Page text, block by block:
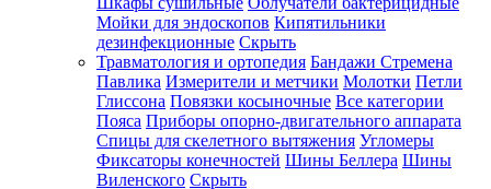
Мойки для эндоскопов Кипятильники
дезинфекционные Скрыть
Травматология и ортопедия Бандажи Стремена
Павлика Измерители и метчики Молотки Петли
Глиссона Повязки косыночные Все категории
Пояса Приборы опорно-двигательного аппарата
Спицы для скелетного вытяжения Угломеры
Фиксаторы конечностей Шины Беллера Шины
Виленского Скрыть